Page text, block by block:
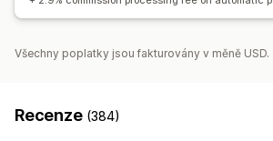
Platby
Všechny poplatky jsou fakturovány v měně USD.
Recenze (384)